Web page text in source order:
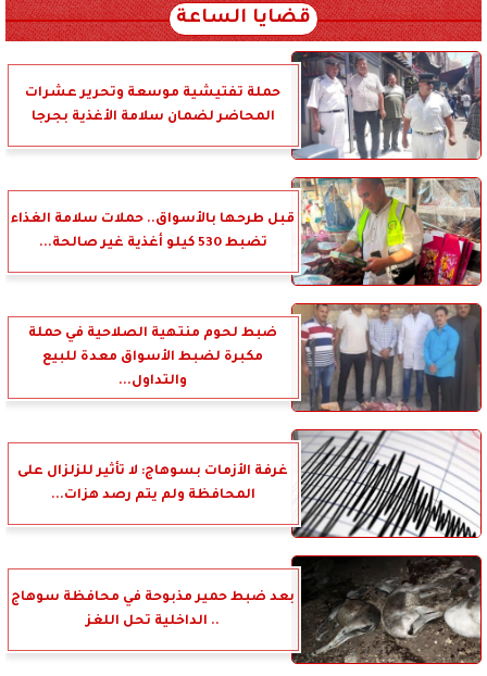
قضايا الساعة
حملة تفتيشية موسعة وتحرير عشرات
المحاضر لضمان سلامة الأغذية بجرجا
قبل طرحها بالأسواق.. حملات سلامة الغذاء
تضبط 530 كيلو أغذية غير صالحة...
ضبط لحوم منتهية الصلاحية في حملة
مكبرة لضبط الأسواق معدة للبيع
والتداول...
غرفة الأزمات بسوهاج: لا تأثير للزلزال على
المحافظة ولم يتم رصد هزات...
بعد ضبط حمير مذبوحة في محافظة سوهاج
.. الداخلية تحل اللغز